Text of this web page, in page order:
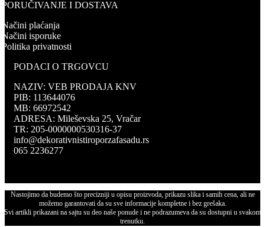
PORUČIVANJE I DOSTAVA
Načini plaćanja
Načini isporuke
Politika privatnosti
PODACI O TRGOVCU
NAZIV: VEB PRODAJA KNV
PIB: 113644076
MB: 66972542
ADRESA: Mileševska 25, Vračar
TR: 205-0000000530316-37
info@dekorativnistiroporzafasadu.rs
065 2236277
Nastojimo da budemo što precizniji u opisu proizvoda, prikazu slika i samih cena, ali ne
možemo garantovati da su sve informacije kompletne i bez grešaka.
Svi artikli prikazani na sajtu su deo naše ponude i ne podrazumeva da su dostupni u svakom
trenutku.